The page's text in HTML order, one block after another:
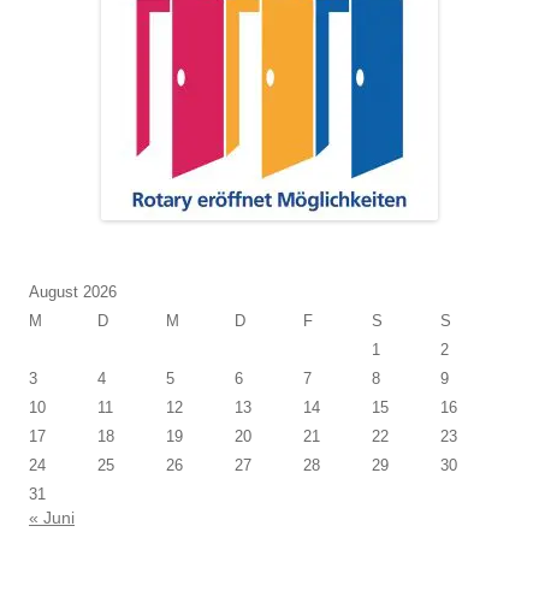
August 2026
M
D M D F S
S
1
2
3
4 5 6 7 8
9
10
11 12 13 14 15
16
17
18 19 20 21 22
23
24
25 26 27 28 29
30
31
« Juni